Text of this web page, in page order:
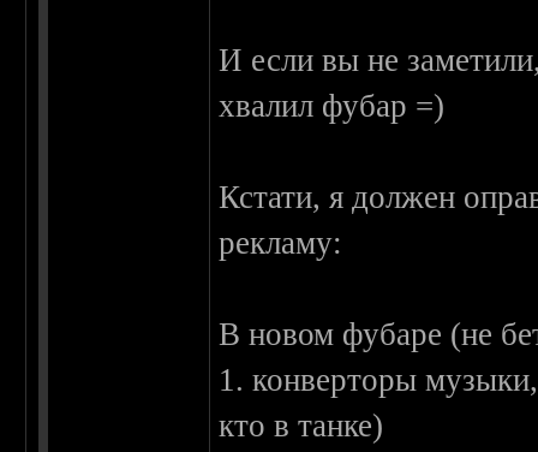
И если вы не
хвалил фубар =)
Кстати, я должен
рекламу:
В новом фубаре (не
1. конверторы
кто в танке)